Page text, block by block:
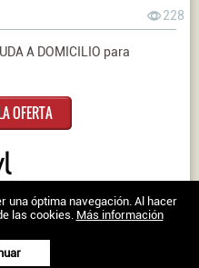
228
A DOMICILIO para
OFERTA
|Aviso legal|Política de
-
una óptima navegación. Al hacer
las cookies. Más información